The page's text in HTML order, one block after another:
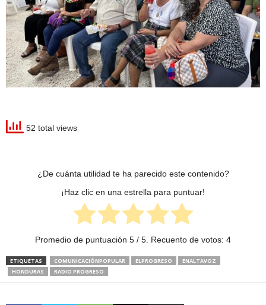
52 total views
¿De cuánta utilidad te ha parecido este contenido?
¡Haz clic en una estrella para puntuar!
Promedio de puntuación 5 / 5. Recuento de votos: 4
ETIQUETAS COMUNICACIÓNPOPULAR ELPROGRESO
ENALTAVOZ
HONDURAS
RADIO PROGRESO